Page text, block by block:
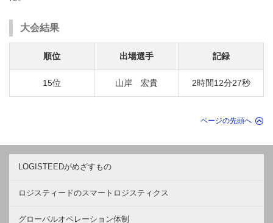
大会結果
順位 出場選手 記録
15位 山岸 宏貴 2時間12分27秒
ページの先頭へ
LOGISTEEDがめざすもの
ロジスティードのスマートロジスティクス
グローバルオペレーション体制